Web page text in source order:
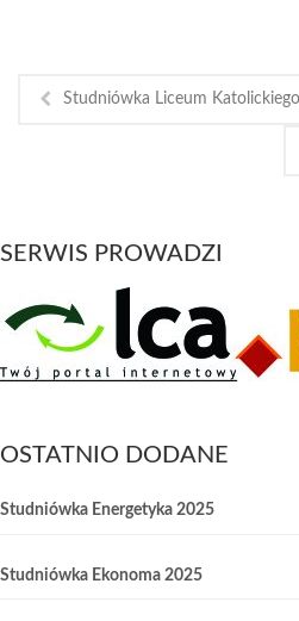
Studniówka Liceum
SERWIS PROWADZI
OSTATNIO DODANE
Studniówka Energetyka 2025
Studniówka Ekonoma 2025